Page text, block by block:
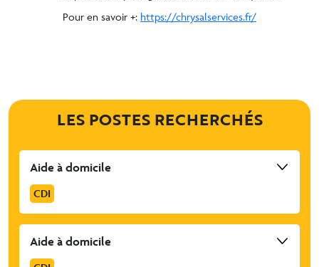
Pour en savoir +: https://chrysalservices.fr/
LES POSTES RECHERCHÉS
Aide à domicile
CDI
Aide à domicile